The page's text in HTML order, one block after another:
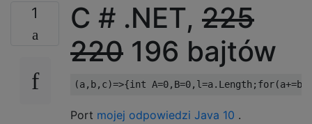
1 C # .NET, 225
220 196 bajtów
(a, b, c)=>{int A=0, B=0, l=a. Length ; for(a+=b
Port mojej odpowiedzi Java 10 .